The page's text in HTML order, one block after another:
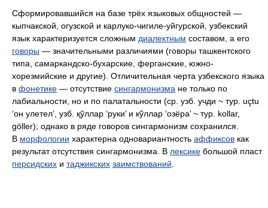
Сформировавшийся на базе трёх языковых общностей —
кыпчакской, огузской и карлуко-чигиле-уйгурской, узбекский
язык характеризуется сложным диалектным составом, а его
говоры — значительными различиями (говоры ташкентского
типа, самаркандско-бухарские, ферганские, южно-
хорезмийские и другие). Отличительная черта узбекского языка
в фонетике — отсутствие сингармонизма не только по
лабиальности, но и по палатальности (ср. узб. учди ~ тур. uçtu
‘он улетел’, узб. қўллар ‘руки’ и кўллар ‘озёра’ ~ тур. kollar,
göller); однако в ряде говоров сингармонизм сохранился.
В морфологии характерна одновариантность аффиксов как
результат отсутствия сингармонизма. В лексике большой пласт
персидских и таджикских заимствований